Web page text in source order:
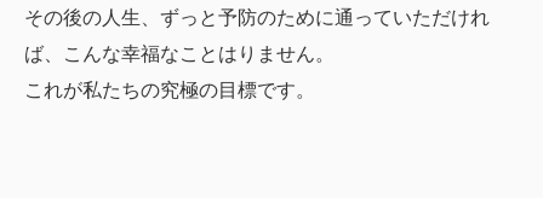
その後の人生、ずっと予防のために通っていただけれ
ば、こんな幸福なことはりません。
これが私たちの究極の目標です。